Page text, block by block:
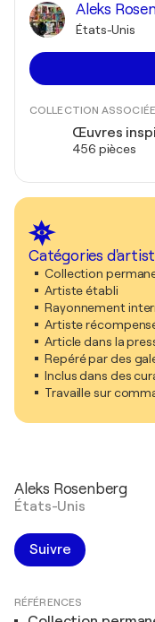
Aleks
États-Unis
COLLECTION ASSOCIÉE
Œuvres
456 pièces
Catégories
Collection
Artiste établi
Rayonnement
Artiste
Article dans la
Repéré par des
Inclus dans des
Travaille sur
Aleks Rosenberg
États-Unis
Suivre
RÉFÉRENCES